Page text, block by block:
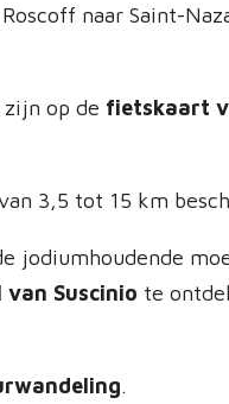
naar Saint-
op de fietskaart
3,5 tot 15 km
jodiumhoudende
van Suscinio te
.